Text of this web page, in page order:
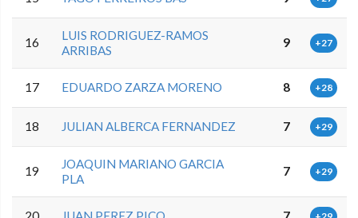
16
LUIS RODRIGUEZ-RAMOS
ARRIBAS
9 +27
17 EDUARDO ZARZA MORENO 8 +28
18 JULIAN ALBERCA FERNANDEZ 7 +29
19
JOAQUIN MARIANO GARCIA
PLA
7 +29